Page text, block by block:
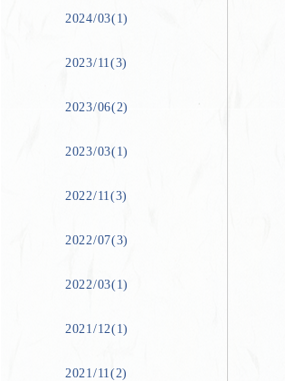
2024/03(1)
2023/11(3)
2023/06(2)
2023/03(1)
2022/11(3)
2022/07(3)
2022/03(1)
2021/12(1)
2021/11(2)